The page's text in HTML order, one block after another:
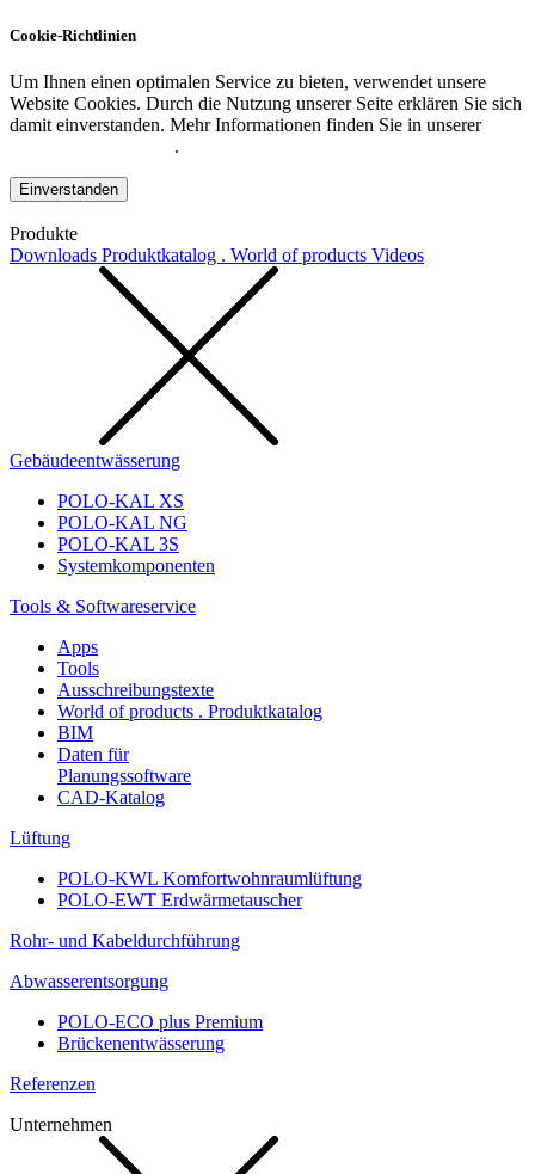
Cookie-Richtlinien
Um Ihnen einen optimalen Service zu bieten, verwendet unsere
Website Cookies. Durch die Nutzung unserer Seite erklären Sie sich
damit einverstanden. Mehr Informationen finden Sie in unserer
.
Einverstanden
Produkte
Downloads Produktkatalog . World of products Videos
Gebäudeentwässerung
POLO-KAL XS
POLO-KAL NG
POLO-KAL 3S
Systemkomponenten
Tools & Softwareservice
Apps
Tools
Ausschreibungstexte
World of products . Produktkatalog
BIM
Daten für
Planungssoftware
CAD-Katalog
Lüftung
POLO-KWL Komfortwohnraumlüftung
POLO-EWT Erdwärmetauscher
Rohr- und Kabeldurchführung
Abwasserentsorgung
POLO-ECO plus Premium
Brückenentwässerung
Referenzen
Unternehmen